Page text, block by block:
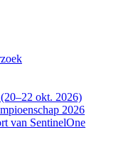
okt. 2026)
2026
van SentinelOne